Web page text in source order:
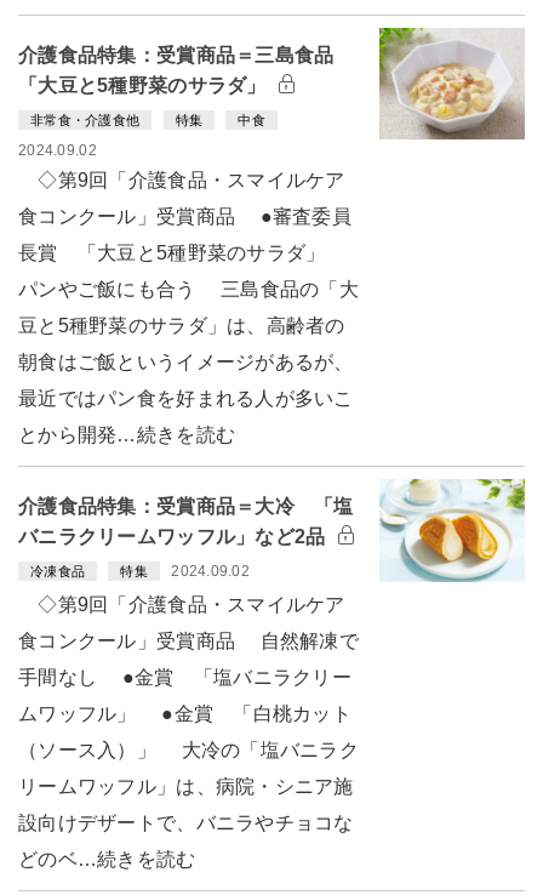
介護食品特集：受賞商品＝三島食品
「大豆と5種野菜のサラダ」
非常食・介護食他 特集 中食
2024.09.02
◇第9回「介護食品・スマイルケア
食コンクール」受賞商品 ●審査委員
長賞 「大豆と5種野菜のサラダ」
パンやご飯にも合う 三島食品の「大
豆と5種野菜のサラダ」は、高齢者の
朝食はご飯というイメージがあるが、
最近ではパン食を好まれる人が多いこ
とから開発…続きを読む
介護食品特集：受賞商品＝大冷 「塩
バニラクリームワッフル」など2品
冷凍食品 特集 2024.09.02
◇第9回「介護食品・スマイルケア
食コンクール」受賞商品 自然解凍で
手間なし ●金賞 「塩バニラクリー
ムワッフル」 ●金賞 「白桃カット
（ソース入）」 大冷の「塩バニラク
リームワッフル」は、病院・シニア施
設向けデザートで、バニラやチョコな
どのベ…続きを読む